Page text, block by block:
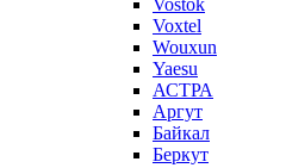
Vostok
Voxtel
Wouxun
Yaesu
АСТРА
Аргут
Байкал
Беркут